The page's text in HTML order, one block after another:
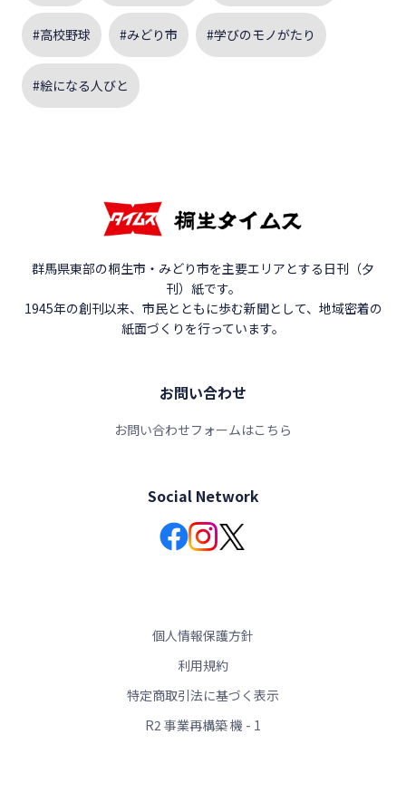
#高校野球 #みどり市 #学びのモノがたり
#絵になる人びと
群馬県東部の桐生市・みどり市を主要エリアとする日刊（夕
刊）紙です。
1945年の創刊以来、市民とともに歩む新聞として、地域密着の
紙面づくりを行っています。
お問い合わせ
お問い合わせフォームはこちら
Social Network
個人情報保護方針
利用規約
特定商取引法に基づく表示
R2 事業再構築 機 - 1